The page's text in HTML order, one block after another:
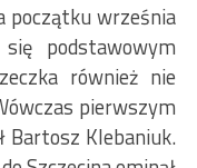
początku września
podstawowym
również nie
pierwszym
Bartosz Klebaniuk.